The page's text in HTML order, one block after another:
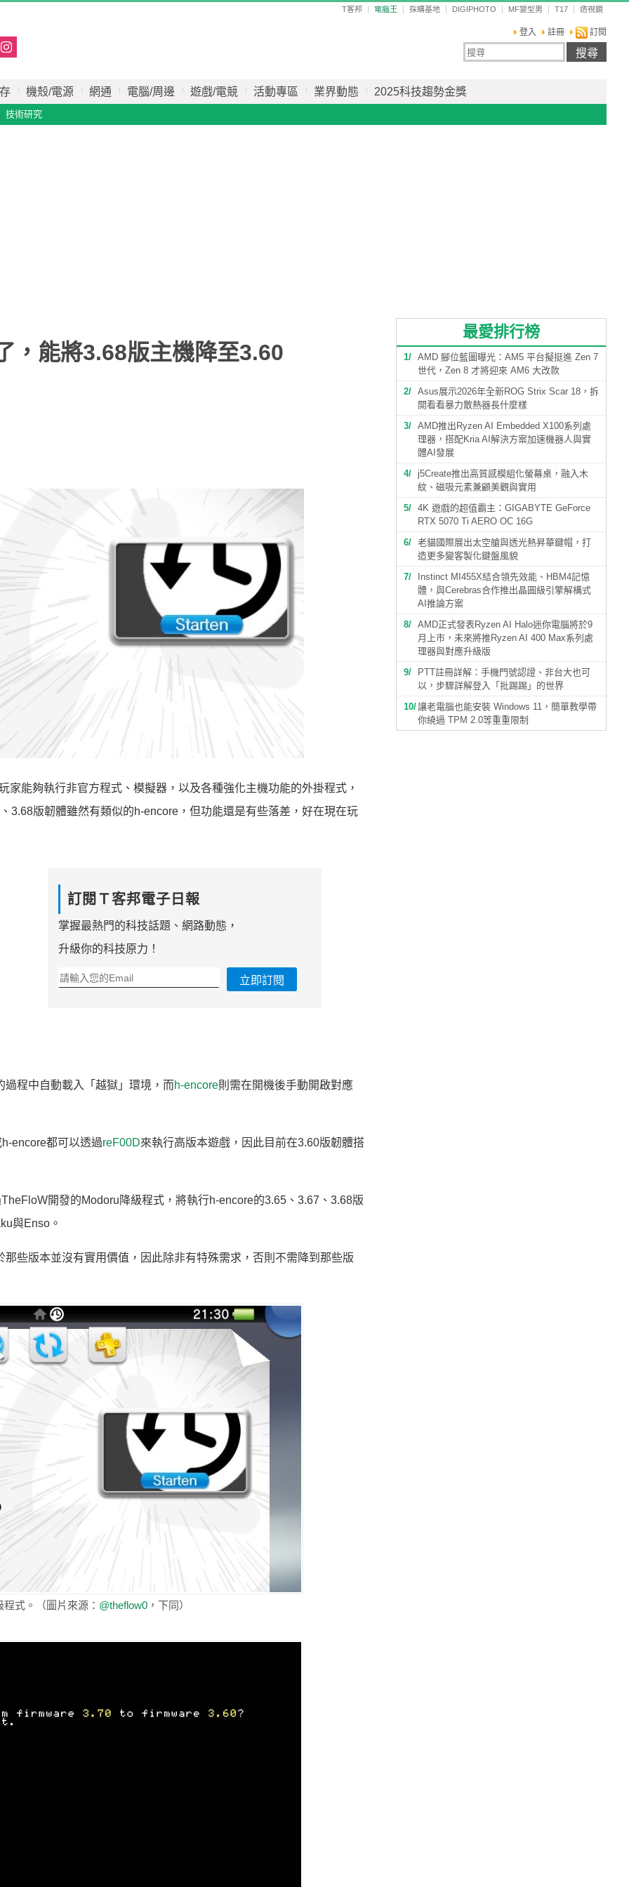
T客邦 電腦王 採購基地 DIGIPHOTO MF變型男 T17 透視鏡
登入 註冊 訂閱
機殼/電源 網通 電腦/周邊 遊戲/電競 活動專區 業界動態 2025科技趨勢金獎
技術研究
，能將3.68版主機降至3.60
能夠執行非官方程式、模擬器，以及各種強化主機功能的外掛程式，
3.68版韌體雖然有類似的h-encore，但功能還是有些落差，好在現在玩
訂閱Ｔ客邦電子日報
掌握最熱門的科技話題、網路動態，
升級你的科技原力！
立即訂閱
程中自動載入「越獄」環境，而h-encore則需在開機後手動開啟對應
encore都可以透過reF00D來執行高版本遊戲，因此目前在3.60版韌體搭
開發的Modoru降級程式，將執行h-encore的3.65、3.67、3.68版
與Enso。
些版本並沒有實用價值，因此除非有特殊需求，否則不需降到那些版
式。（圖片來源： @theflow0 ，下同）
最愛排行榜
1
AMD 腳位藍圖曝光：AM5 平台擬挺進 Zen 7
世代，Zen 8 才將迎來 AM6 大改款
2
Asus展示2026年全新ROG Strix Scar 18，拆
開看看暴力散熱器長什麼樣
3
AMD推出Ryzen AI Embedded X100系列處
理器，搭配Kria AI解決方案加速機器人與實
體AI發展
4
j5Create推出高質感模組化螢幕桌，融入木
紋、磁吸元素兼顧美觀與實用
5
4K 遊戲的超值霸主：GIGABYTE GeForce
RTX 5070 Ti AERO OC 16G
6
老貓國際展出太空艙與透光熱昇華鍵帽，打
造更多變客製化鍵盤風貌
7
Instinct MI455X結合領先效能、HBM4記憶
體，與Cerebras合作推出晶圓級引擎解構式
AI推論方案
8
AMD正式發表Ryzen AI Halo迷你電腦將於9
月上市，未來將推Ryzen AI 400 Max系列處
理器與對應升級版
9
PTT註冊詳解：手機門號認證、非台大也可
以，步驟詳解登入「批踢踢」的世界
10 讓老電腦也能安裝 Windows 11，簡單教學帶
你繞過 TPM 2.0等重重限制